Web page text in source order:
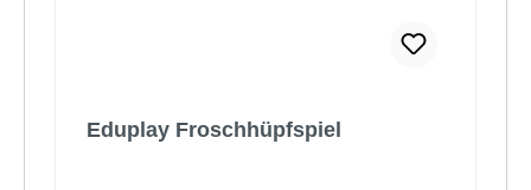
Eduplay Froschhüpfspiel